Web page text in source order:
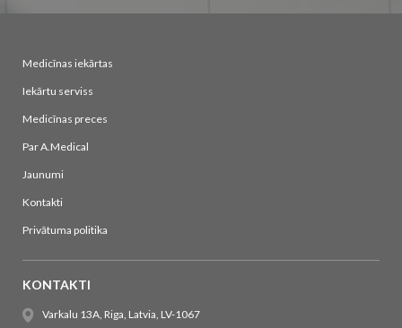
Medicīnas iekārtas
Iekārtu serviss
Medicīnas preces
Par A.Medical
Jaunumi
Kontakti
Privātuma politika
KONTAKTI
Varkalu 13A, Riga, Latvia, LV-1067